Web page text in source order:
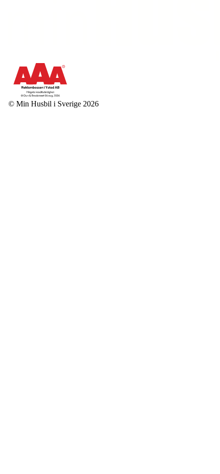
© Min Husbil i Sverige 2026